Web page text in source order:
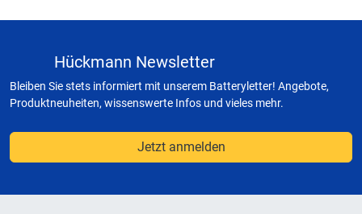
Hückmann Newsletter
Bleiben Sie stets informiert mit unserem Batteryletter! Angebote,
Produktneuheiten, wissenswerte Infos und vieles mehr.
Jetzt anmelden